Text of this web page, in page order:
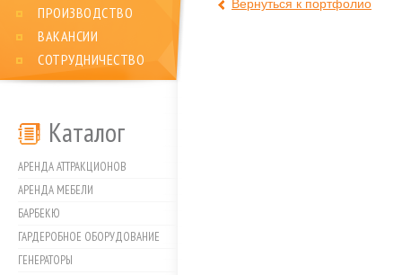
ПРОИЗВОДСТВО
ВАКАНСИИ
СОТРУДНИЧЕСТВО
Каталог
АРЕНДА АТТРАКЦИОНОВ
АРЕНДА МЕБЕЛИ
БАРБЕКЮ
ГАРДЕРОБНОЕ ОБОРУДОВАНИЕ
ГЕНЕРАТОРЫ
Вернуться к портфолио